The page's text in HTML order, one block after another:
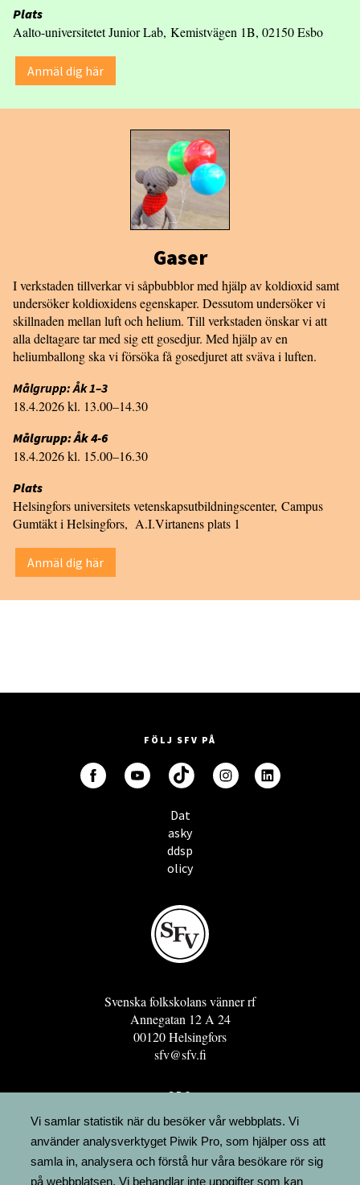
Plats
Aalto-universitetet Junior Lab, Kemistvägen 1B, 02150 Esbo
Anmäl dig här
Gaser
I verkstaden tillverkar vi såpbubblor med hjälp av koldioxid samt
undersöker koldioxidens egenskaper. Dessutom undersöker vi
skillnaden mellan luft och helium. Till verkstaden önskar vi att
alla deltagare tar med sig ett gosedjur. Med hjälp av en
heliumballong ska vi försöka få gosedjuret att sväva i luften.
Målgrupp: Åk 1–3
18.4.2026 kl. 13.00–14.30
Målgrupp: Åk 4-6
18.4.2026 kl. 15.00–16.30
Plats
Helsingfors universitets vetenskapsutbildningscenter, Campus
Gumtäkt i Helsingfors, A.I.Virtanens plats 1
Anmäl dig här
FÖLJ SFV PÅ
Dat
asky
ddsp
olicy
Svenska folkskolans vänner rf
Annegatan 12 A 24
00120 Helsingfors
sfv@sfv.fi
GRO
FÖRENINGSRESURSEN
MINNESRUNOR.FI
UPPSLAGSVERKET FINLAND
Vi samlar statistik när du besöker vår webbplats. Vi
använder analysverktyget Piwik Pro, som hjälper oss att
samla in, analysera och förstå hur våra besökare rör sig
på webbplatsen. Vi behandlar inte uppgifter som kan